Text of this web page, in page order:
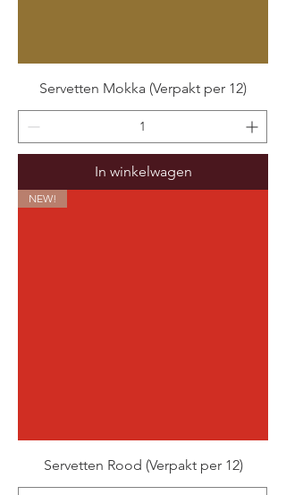
Servetten Mokka (Verpakt per 12)
In winkelwagen
NEW!
Servetten Rood (Verpakt per 12)